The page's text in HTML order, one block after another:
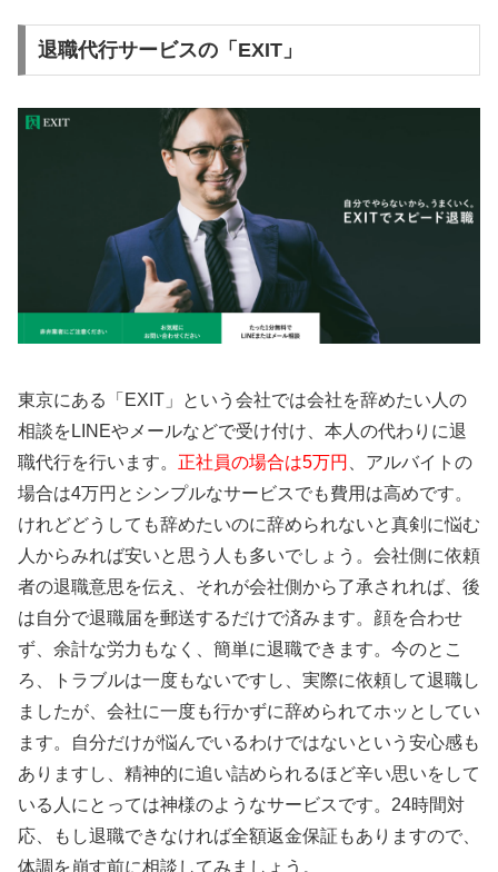
退職代行サービスの「EXIT」
東京にある「EXIT」という会社では会社を辞めたい人の
相談をLINEやメールなどで受け付け、本人の代わりに退
職代行を行います。 正社員の場合は5万円
、アルバイトの
場合は4万円とシンプルなサービスでも費用は高めです。
けれどどうしても辞めたいのに辞められないと真剣に悩む
人からみれば安いと思う人も多いでしょう。会社側に依頼
者の退職意思を伝え、それが会社側から了承されれば、後
は自分で退職届を郵送するだけで済みます。顔を合わせ
ず、余計な労力もなく、簡単に退職できます。今のとこ
ろ、トラブルは一度もないですし、実際に依頼して退職し
ましたが、会社に一度も行かずに辞められてホッとしてい
ます。自分だけが悩んでいるわけではないという安心感も
ありますし、精神的に追い詰められるほど辛い思いをして
いる人にとっては神様のようなサービスです。24時間対
応、もし退職できなければ全額返金保証もありますので、
体調を崩す前に相談してみましょう。